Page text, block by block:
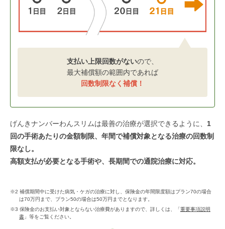
支払い上限回数がないので、
最大補償額の範囲内であれば
回数制限なく補償！
げんきナンバーわんスリムは最善の治療が選択できるように、 1
回の手術あたりの金額制限、年間で補償対象となる治療の回数制
限なし。
高額支払が必要となる手術や、長期間での通院治療に対応。
※2 補償期間中に受けた病気・ケガの治療に対し、保険金の年間限度額はプラン70の場合
は70万円まで、プラン50の場合は50万円までとなります。
※3 保険金のお支払い対象とならない治療費がありますので、詳しくは、「 重要事項説明
書 」等をご覧ください。